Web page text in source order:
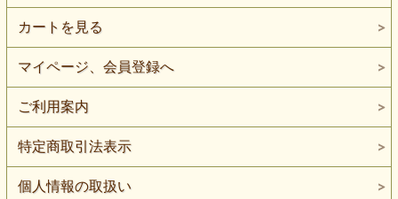
カートを見る
マイページ、会員登録へ
ご利用案内
特定商取引法表示
個人情報の取扱い